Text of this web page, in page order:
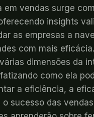
em vendas surge
insights
as empresas a
com mais
dimensões da
como ela
a eficiência, a
sucesso das vendas